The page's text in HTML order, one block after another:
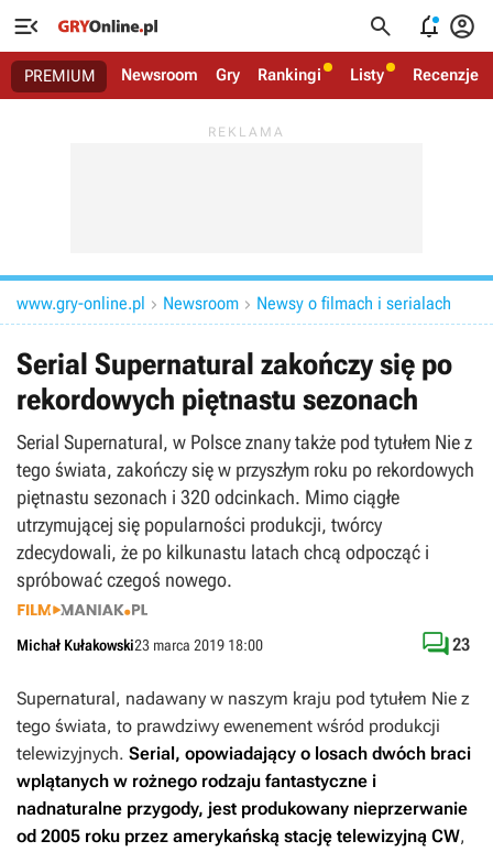
   
PREMIUM Newsroom Gry Rankingi Listy Recenzje
www.gry-online.pl  Newsroom  Newsy o filmach i serialach
Serial Supernatural zakończy się po
rekordowych piętnastu sezonach
Serial Supernatural, w Polsce znany także pod tytułem Nie z
tego świata, zakończy się w przyszłym roku po rekordowych
piętnastu sezonach i 320 odcinkach. Mimo ciągłe
utrzymującej się popularności produkcji, twórcy
zdecydowali, że po kilkunastu latach chcą odpocząć i
spróbować czegoś nowego.
Michał Kułakowski23 marca 2019 18:00 23
Supernatural, nadawany w naszym kraju pod tytułem Nie z
tego świata, to prawdziwy ewenement wśród produkcji
telewizyjnych. Serial, opowiadający o losach dwóch braci
wplątanych w rożnego rodzaju fantastyczne i
nadnaturalne przygody, jest produkowany nieprzerwanie
od 2005 roku przez amerykańską stację telewizyjną CW,